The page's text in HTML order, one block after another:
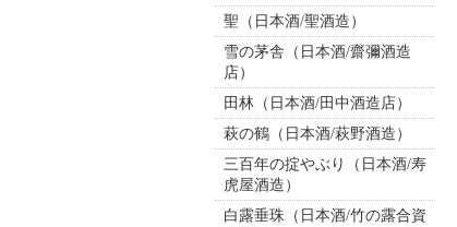
聖（日本酒/聖酒造）
雪の茅舎（日本酒/齋彌酒造
店）
田林（日本酒/田中酒造店）
萩の鶴（日本酒/萩野酒造）
三百年の掟やぶり（日本酒/寿
虎屋酒造）
白露垂珠（日本酒/竹の露合資